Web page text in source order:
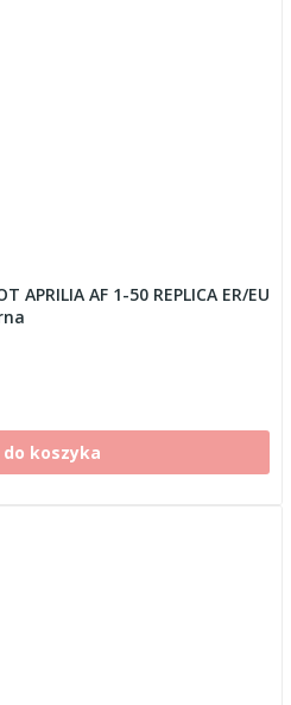
AF 1-50 REPLICA ER/EU
do koszyka